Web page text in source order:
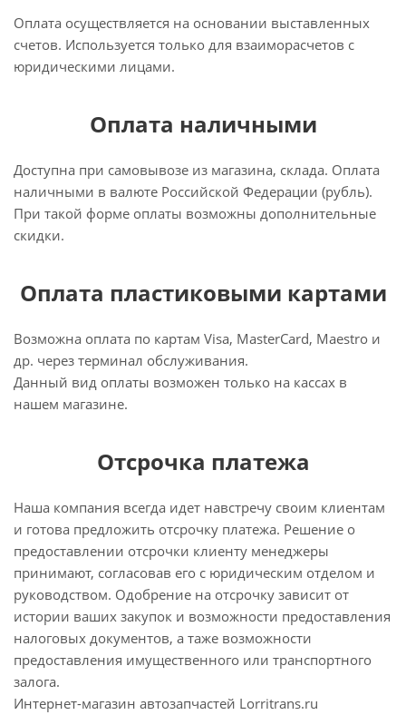
Оплата осуществляется на основании выставленных
счетов. Используется только для взаиморасчетов с
юридическими лицами.
Оплата наличными
Доступна при самовывозе из магазина, склада. Оплата
наличными в валюте Российской Федерации (рубль).
При такой форме оплаты возможны дополнительные
скидки.
Оплата пластиковыми картами
Возможна оплата по картам Visa, MasterCard, Maestro и
др. через терминал обслуживания.
Данный вид оплаты возможен только на кассах в
нашем магазине.
Отсрочка платежа
Наша компания всегда идет навстречу своим клиентам
и готова предложить отсрочку платежа. Решение о
предоставлении отсрочки клиенту менеджеры
принимают, согласовав его с юридическим отделом и
руководством. Одобрение на отсрочку зависит от
истории ваших закупок и возможности предоставления
налоговых документов, а таже возможности
предоставления имущественного или транспортного
залога.
Интернет-магазин автозапчастей Lorritrans.ru